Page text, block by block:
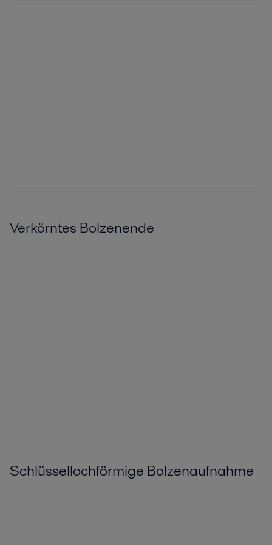
Verkörntes Bolzenende
Schlüssellochförmige Bolzenaufnahme